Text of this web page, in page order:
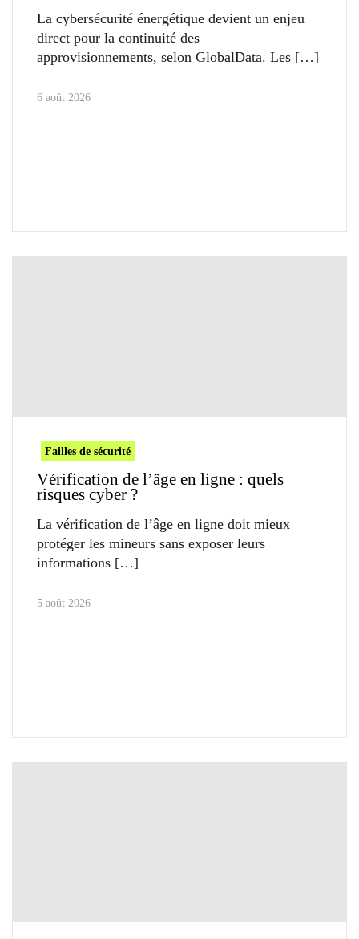
La cybersécurité énergétique devient un enjeu
direct pour la continuité des
approvisionnements, selon GlobalData. Les
6 août 2026
Failles de sécurité
Vérification de l’âge en ligne : quels
risques cyber ?
La vérification de l’âge en ligne doit mieux
protéger les mineurs sans exposer leurs
informations
5 août 2026